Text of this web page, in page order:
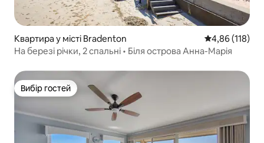
Квартира у місті Bradenton Середня
4,86 (118)
На березі річки, 2 спальні • Біля острова Анна-Марія
Вибір гостей
Вибір гостей